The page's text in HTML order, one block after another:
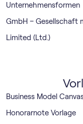
Unternehmensformen
GmbH – Gesellschaft
Limited (Ltd.)
Business Model
Honorarnote Vorlage